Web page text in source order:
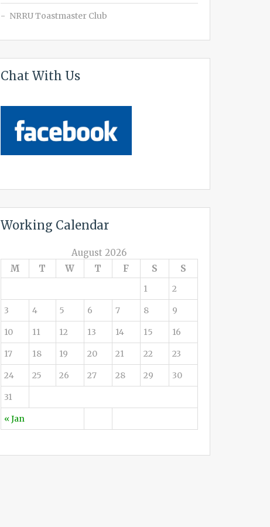
NRRU Toastmaster Club
Chat With Us
Working Calendar
August 2026
M
T W T F S S
« Jan
1 2
3 4 5 6 7 8 9
10 11 12 13 14 15 16
17 18 19 20 21 22 23
24 25 26 27 28 29 30
31